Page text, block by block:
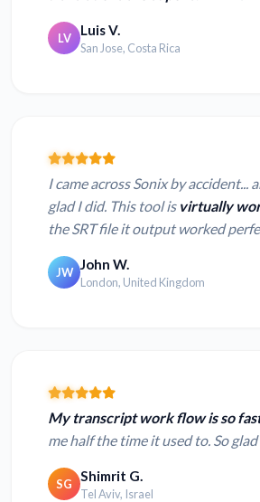
LV Luis V.
San Jose, Costa Rica
I came across Sonix by accident...
glad I did. This tool is virtually
the SRT file it output worked
JW John W.
London, United Kingdom
My transcript work flow is so
me half the time it used to. So
SG Shimrit G.
Tel Aviv, Israel